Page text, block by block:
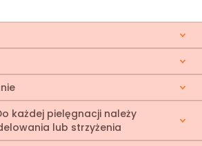
każdej pielęgnacji należy
lub strzyżenia